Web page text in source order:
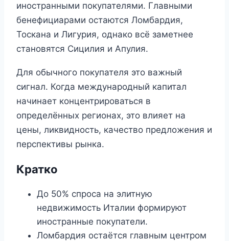
иностранными покупателями. Главными
бенефициарами остаются Ломбардия,
Тоскана и Лигурия, однако всё заметнее
становятся Сицилия и Апулия.
Для обычного покупателя это важный
сигнал. Когда международный капитал
начинает концентрироваться в
определённых регионах, это влияет на
цены, ликвидность, качество предложения и
перспективы рынка.
Кратко
До 50% спроса на элитную
недвижимость Италии формируют
иностранные покупатели.
Ломбардия остаётся главным центром